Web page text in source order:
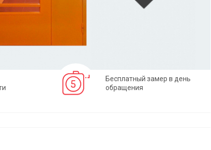
Бесплатный замер в день
обращения